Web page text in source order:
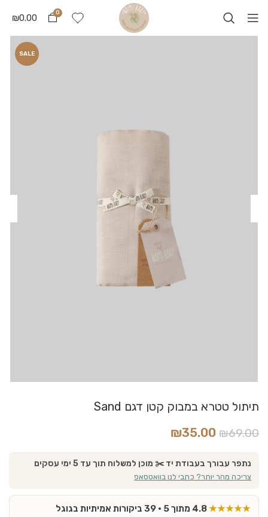
0
₪0.00
SALE
תיתול טטרא במבוק קטן דגם Sand
₪69.00
₪35.00
נתפר עבורך בעבודת יד ✂️ מוכן למשלוח תוך עד 5 ימי עסקים
צריכה מהר יותר? כתבי לנו בוואטסאפ
★★★★★